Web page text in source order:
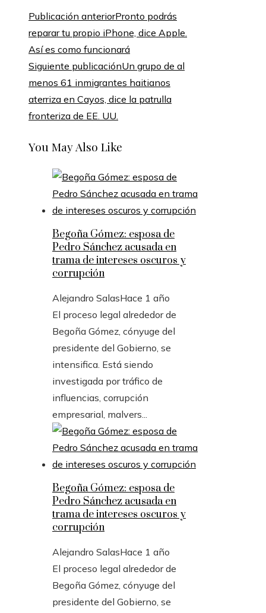
Publicación anteriorPronto podrás
reparar tu propio iPhone, dice Apple.
Así es como funcionará
Siguiente publicaciónUn grupo de al
menos 61 inmigrantes haitianos
aterriza en Cayos, dice la patrulla
fronteriza de EE. UU.
You May Also Like
Begoña Gómez: esposa de
Pedro Sánchez acusada en
trama de intereses oscuros y
corrupción
Alejandro SalasHace 1 año
El proceso legal alrededor de
Begoña Gómez, cónyuge del
presidente del Gobierno, se
intensifica. Está siendo
investigada por tráfico de
influencias, corrupción
empresarial, malvers...
Begoña Gómez: esposa de
Pedro Sánchez acusada en
trama de intereses oscuros y
corrupción
Alejandro SalasHace 1 año
El proceso legal alrededor de
Begoña Gómez, cónyuge del
presidente del Gobierno, se